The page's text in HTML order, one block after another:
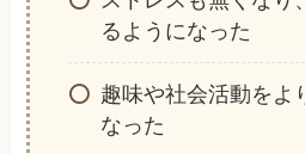
るようになった
趣味や社会活動をよ
なった